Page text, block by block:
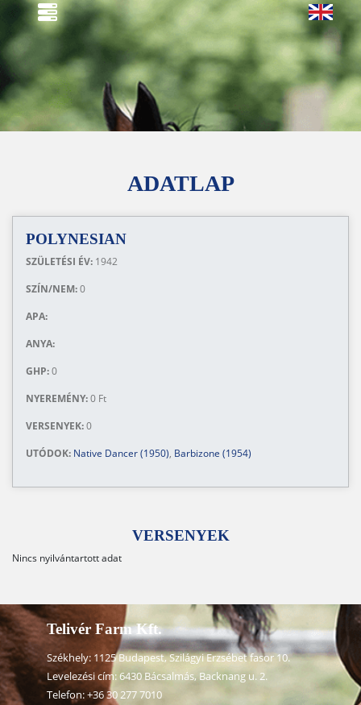
ADATLAP
POLYNESIAN
SZÜLETÉSI ÉV: 1942
SZÍN/NEM:0
APA:
ANYA:
GHP:0
NYEREMÉNY:0 Ft
VERSENYEK:0
UTÓDOK: Native Dancer (1950), Barbizone (1954)
VERSENYEK
Nincs nyilvántartott adat
Telivér Farm Kft.
Székhely: 1125 Budapest, Szilágyi Erzsébet fasor 10.
Levelezési cím: 6430 Bácsalmás, Backnang u. 2.
Telefon:+36 30 277 7010